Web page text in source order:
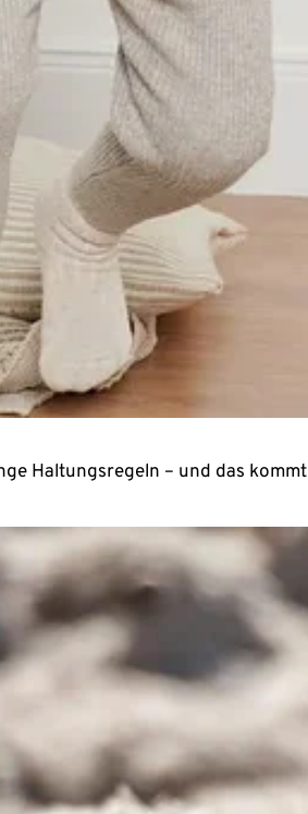
Haltungsregeln – und das kommt